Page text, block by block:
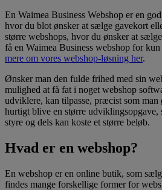
En Waimea Business Webshop er en
hvor du blot ønsker at sælge gavekort
større webshops, hvor du ønsker at
få en Waimea Business webshop for
mere om vores webshop-løsning her.
Ønsker man den fulde frihed med sin
mulighed at få fat i noget webshop
udviklere, kan tilpasse, præcist som man
hurtigt blive en større
styre og dels kan koste et større beløb.
Hvad er en webshop?
En webshop er en online butik, som
findes mange forskellige former for